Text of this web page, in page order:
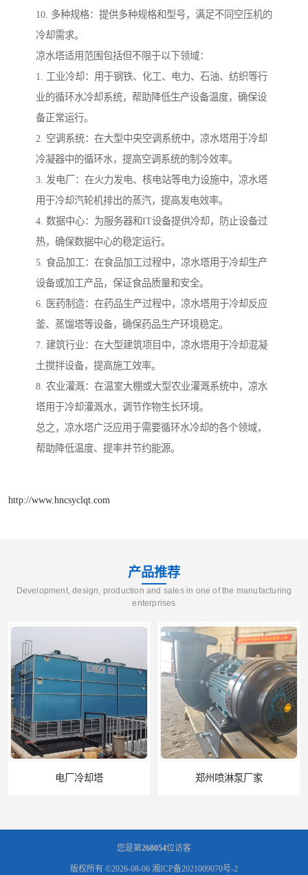
10. 多种规格：提供多种规格和型号，满足不同空压机的
冷却需求。
凉水塔适用范围包括但不限于以下领域：
1. 工业冷却：用于钢铁、化工、电力、石油、纺织等行
业的循环水冷却系统，帮助降低生产设备温度，确保设
备正常运行。
2. 空调系统：在大型中央空调系统中，凉水塔用于冷却
冷凝器中的循环水，提高空调系统的制冷效率。
3. 发电厂：在火力发电、核电站等电力设施中，凉水塔
用于冷却汽轮机排出的蒸汽，提高发电效率。
4. 数据中心：为服务器和IT设备提供冷却，防止设备过
热，确保数据中心的稳定运行。
5. 食品加工：在食品加工过程中，凉水塔用于冷却生产
设备或加工产品，保证食品质量和安全。
6. 医药制造：在药品生产过程中，凉水塔用于冷却反应
釜、蒸馏塔等设备，确保药品生产环境稳定。
7. 建筑行业：在大型建筑项目中，凉水塔用于冷却混凝
土搅拌设备，提高施工效率。
8. 农业灌溉：在温室大棚或大型农业灌溉系统中，凉水
塔用于冷却灌溉水，调节作物生长环境。
总之，凉水塔广泛应用于需要循环水冷却的各个领域，
帮助降低温度、提率并节约能源。
http://www.hncsyclqt.com
产品推荐
Development, design, production and sales in one of the manufacturing
enterprises
郑州喷淋泵厂家 太原板式换热器生产厂家
您是第268054位访客
版权所有 ©2026-08-06 湘ICP备2021009070号-2